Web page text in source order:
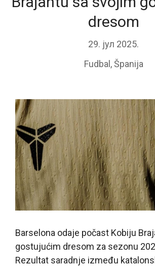
dresom
29. јул 2025.
Fudbal ,Španija
Barselona odaje počast Kobiju
gostujućim dresom za sezonu
Rezultat saradnje između